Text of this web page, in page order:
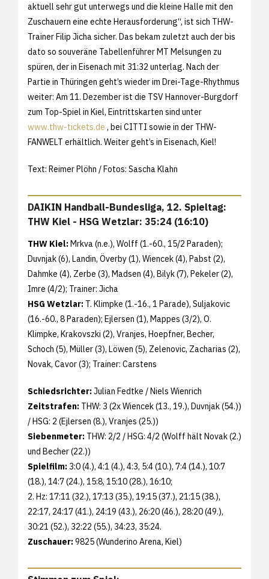
aktuell sehr gut unterwegs und die kleine Halle mit den
Zuschauern eine echte Herausforderung“, ist sich THW-
Trainer Filip Jicha sicher. Das bekam zuletzt auch der bis
dato so souveräne Tabellenführer MT Melsungen zu
spüren, der in Eisenach mit 31:32 unterlag. Nach der
Partie in Thüringen geht’s wieder im Drei-Tage-Rhythmus
weiter: Am 11. Dezember ist die TSV Hannover-Burgdorf
zum Top-Spiel in Kiel, Eintrittskarten sind unter
www.thw-tickets.de , bei CITTI sowie in der THW-
FANWELT erhältlich. Weiter geht’s in Eisenach, Kiel!
Text: Reimer Plöhn / Fotos: Sascha Klahn
DAIKIN Handball-Bundesliga, 12. Spieltag:
THW Kiel - HSG Wetzlar: 35:24 (16:10)
THW Kiel:Mrkva (n.e.), Wolff (1.-60., 15/2 Paraden);
Duvnjak (6), Landin, Överby (1), Wiencek (4), Pabst (2),
Dahmke (4), Zerbe (3), Madsen (4), Bilyk (7), Pekeler (2),
Imre (4/2); Trainer: Jicha
HSG Wetzlar: T. Klimpke (1.-16., 1 Parade), Suljakovic
(16.-60., 8 Paraden); Ejlersen (1), Mappes (3/2), O.
Klimpke, Krakovszki (2), Vranjes, Hoepfner, Becher,
Schoch (5), Müller (3), Löwen (5), Zelenovic, Zacharias (2),
Novak, Cavor (3); Trainer: Carstens
Schiedsrichter:Julian Fedtke / Niels Wienrich
Zeitstrafen: THW: 3 (2x Wiencek (13., 19.), Duvnjak (54.))
/ HSG: 2 (Ejlersen (8.), Vranjes (25.))
Siebenmeter: THW: 2/2 / HSG: 4/2 (Wolff hält Novak (2.)
und Becher (22.))
Spielfilm: 3:0 (4.), 4:1 (4.), 4:3, 5:4 (10.), 7:4 (14.), 10:7
(18.), 14:7 (24.), 15:8, 15:10 (28.), 16:10;
2. Hz: 17:11 (32.), 17:13 (35.), 19:15 (37.), 21:15 (38.),
22:17, 24:17 (41.), 24:19 (43.), 26:20 (46.), 28:20 (49.),
30:21 (52.), 32:22 (55.), 34:23, 35:24.
Zuschauer:9825 (Wunderino Arena, Kiel)